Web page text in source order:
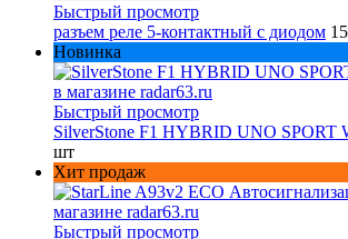
Быстрый просмотр
разъем реле 5-контактный с диодом
Новинка
Быстрый просмотр
SilverStone F1 HYBRID UNO SPORT
шт
Хит продаж
Быстрый просмотр